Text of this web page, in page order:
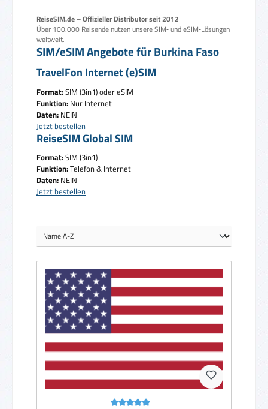
ReiseSIM.de – Offizieller Distributor seit 2012
Über 100.000 Reisende nutzen unsere SIM‑ und eSIM‑Lösungen
weltweit.
SIM/eSIM Angebote für Burkina Faso
TravelFon Internet (e)SIM
Format:SIM (3in1) oder eSIM
Funktion: Nur Internet
Daten: NEIN
Jetzt bestellen
ReiseSIM Global SIM
Format:SIM (3in1)
Funktion:Telefon & Internet
Daten: NEIN
Jetzt bestellen